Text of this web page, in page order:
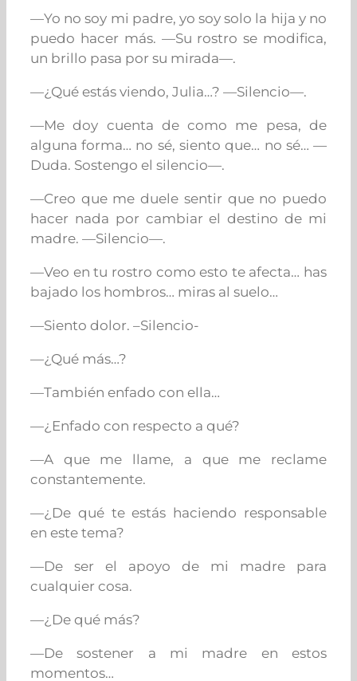
—Yo no soy mi padre, yo soy solo la hija y no
puedo hacer más. —Su rostro se modifica,
un brillo pasa por su mirada—.
—¿Qué estás viendo, Julia…? —Silencio—.
—Me doy cuenta de como me pesa, de
alguna forma… no sé, siento que… no sé… —
Duda. Sostengo el silencio—.
—Creo que me duele sentir que no puedo
hacer nada por cambiar el destino de mi
madre. —Silencio—.
—Veo en tu rostro como esto te afecta… has
bajado los hombros… miras al suelo…
—Siento dolor. –Silencio-
—¿Qué más…?
—También enfado con ella…
—¿Enfado con respecto a qué?
—A que me llame, a que me reclame
constantemente.
—¿De qué te estás haciendo responsable
en este tema?
—De ser el apoyo de mi madre para
cualquier cosa.
—¿De qué más?
—De sostener a mi madre en estos
momentos…